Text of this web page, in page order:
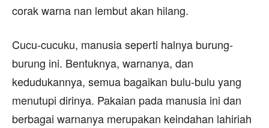
corak warna nan lembut akan hilang.
Cucu-cucuku, manusia seperti halnya burung-
burung ini. Bentuknya, warnanya, dan
kedudukannya, semua bagaikan bulu-bulu yang
menutupi dirinya. Pakaian pada manusia ini dan
berbagai warnanya merupakan keindahan lahiriah